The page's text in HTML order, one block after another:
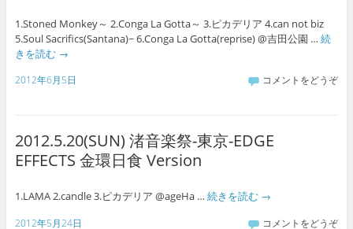
1.Stoned Monkey～ 2.Conga La Gotta～ 3.ピカデリア 4.can not biz
5.Soul Sacrifics(Santana)~ 6.Conga La Gotta(reprise) @吉田公園 … 続
きを読む →
2012年6月5日 コメントをどうぞ
2012.5.20(SUN) 渚音楽祭-東京-EDGE
EFFECTS 金環日食 Version
1.LAMA 2.candle 3.ピカデリア @ageHa … 続きを読む →
2012年5月24日 コメントをどうぞ